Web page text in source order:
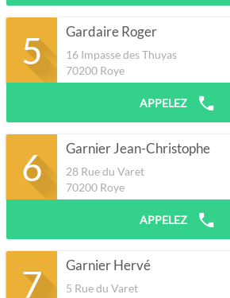
5 Gardaire Roger
16 Impasse des Thuyas
70200 Roye
APPELEZ
6 Garnier Jean-Christophe
28 Rue du Varet
70200 Roye
APPELEZ
7 Garnier Hervé
5 Rue du Varet